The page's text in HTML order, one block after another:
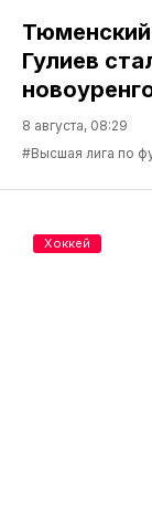
Гулиев
8 августа, 08:29
#Высшая лига по
Хоккей